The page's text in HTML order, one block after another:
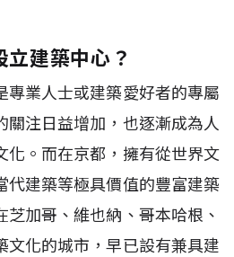
建築中心？
專業人士或建築愛好者的專屬
關注日益增加，也逐漸成為人
化。而在京都，擁有從世界文
代建築等極具價值的豐富建築
加哥、維也納、哥本哈根、
文化的城市，早已設有兼具建